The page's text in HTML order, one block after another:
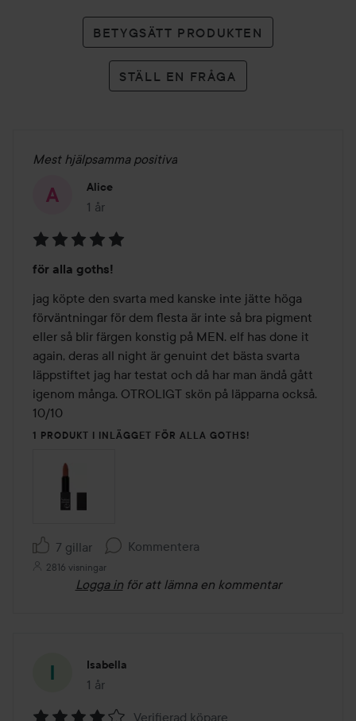
BETYGSÄTT PRODUKTEN
STÄLL EN FRÅGA
Mest hjälpsamma positiva
Alice
1 år
Inlägget skapades 1 år
5
av
5
för alla goths!
jag köpte den svarta med kanske inte jätte höga
förväntningar för dem flesta är inte så bra pigment
eller så blir färgen konstig på MEN. elf has done it
again, deras all night är genuint det bästa svarta
läppstiftet jag har testat och då har man ändå gått
igenom många. OTROLIGT skön på läpparna också.
10/10
1 PRODUKT I INLÄGGET FÖR ALLA GOTHS!
7 gillar Kommentera
2816 visningar
Logga in för att lämna en kommentar
Isabella
1 år
Inlägget skapades 1 år
Verifierad köpare